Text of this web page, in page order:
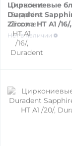
ПРЯМЫЕ,
ЗАПАСНЫЕ
СМАЗКА
Циркониевые
Duradent
Zircona HT A1 /16/,
Duradent
Нет в наличии